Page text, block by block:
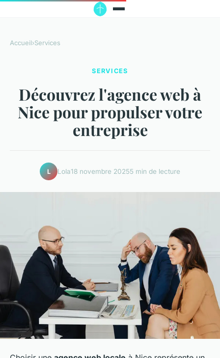
Accueil›Services
SERVICES
Découvrez l'agence web à
Nice pour propulser votre
entreprise
L Lola18 novembre 20255 min de lecture